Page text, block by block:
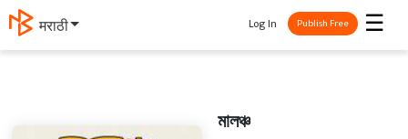
मराठी ☰
Log In Publish Free
মালঞ্চ